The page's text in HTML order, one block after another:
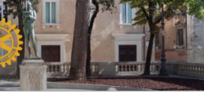
Marche-Molise-Umbria